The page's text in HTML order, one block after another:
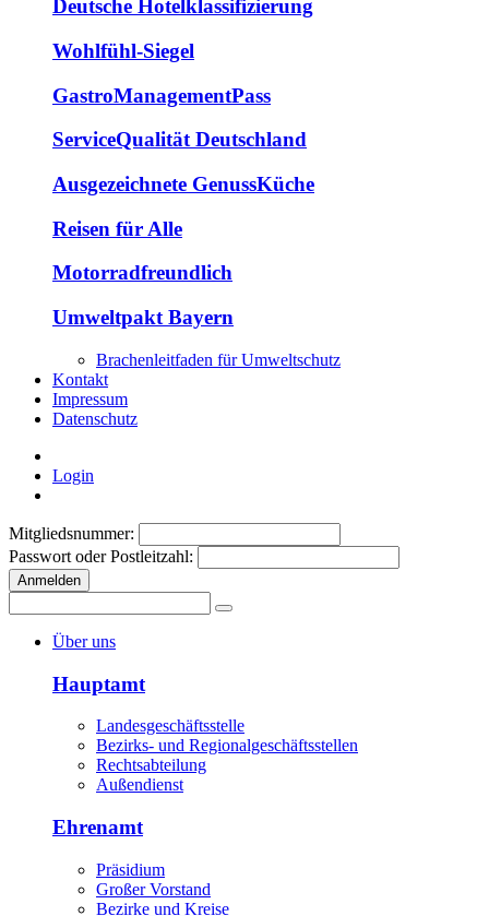
Deutsche Hotelklassifizierung
Wohlfühl-Siegel
GastroManagementPass
ServiceQualität Deutschland
Ausgezeichnete GenussKüche
Reisen für Alle
Motorradfreundlich
Umweltpakt Bayern
Brachenleitfaden für Umweltschutz
Kontakt
Impressum
Datenschutz
Login
Mitgliedsnummer:
Passwort oder Postleitzahl:
Anmelden
Über uns
Hauptamt
Landesgeschäftsstelle
Bezirks- und Regionalgeschäftsstellen
Rechtsabteilung
Außendienst
Ehrenamt
Präsidium
Großer Vorstand
Bezirke und Kreise